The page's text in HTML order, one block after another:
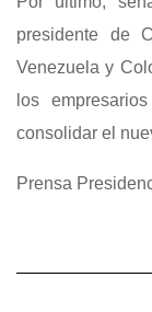
presidente de
Venezuela y
los
consolidar el
Prensa